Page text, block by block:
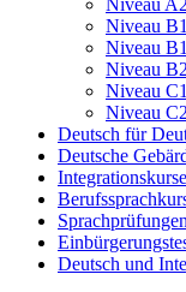
Niveau B1
Niveau
Niveau B2
Niveau C1
Niveau C2
Deutsch für
Deutsche
Integrationskurse
Sprachprüfungen
Deutsch und